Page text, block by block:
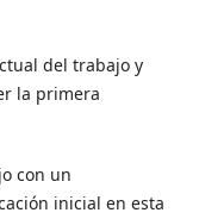
del trabajo y
la primera
con un
inicial en esta